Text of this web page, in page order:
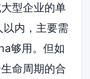
型企业的单
内，主要需
够用。但如
命周期的合